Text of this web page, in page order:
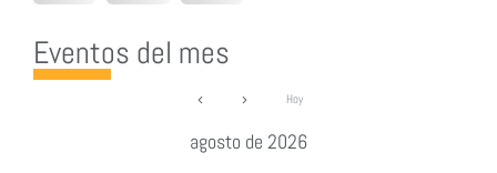
Eventos del mes
Hoy
agosto de 2026